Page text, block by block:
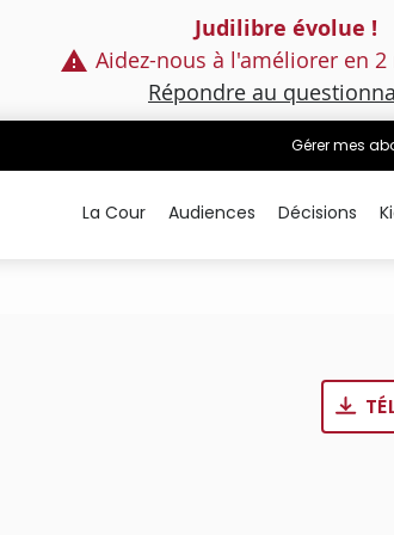
Judilibre évolue !
Aidez-nous à l'améliorer en
Répondre au
Gérer mes
La Cour Audiences Décisions